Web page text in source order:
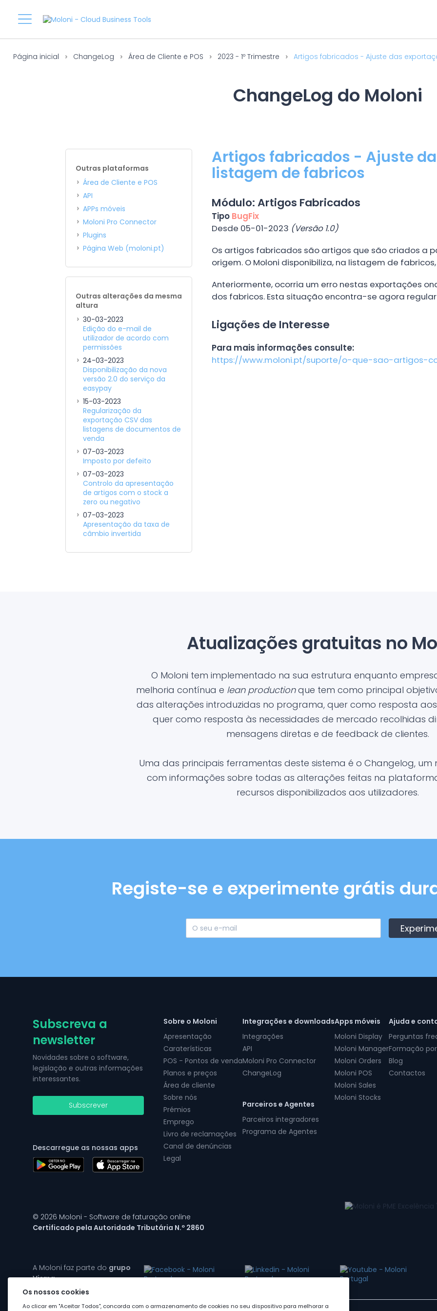
Página inicial ChangeLog Área de Cliente e POS 2023 - 1º Trimestre Artigos fabricados - Ajuste das
ChangeLog do Moloni
Outras plataformas
Área de Cliente e POS
API
APPs móveis
Moloni Pro Connector
Plugins
Página Web (moloni.pt)
Outras alterações da mesma
altura
30-03-2023
Edição do e-mail de
utilizador de acordo com
permissões
24-03-2023
Disponibilização da nova
versão 2.0 do serviço da
easypay
15-03-2023
Regularização da
exportação CSV das
listagens de documentos de
venda
07-03-2023
Imposto por defeito
07-03-2023
Controlo da apresentação
de artigos com o stock a
zero ou negativo
07-03-2023
Apresentação da taxa de
câmbio invertida
Artigos fabricados - Ajuste
listagem de fabricos
Módulo: Artigos Fabricados
Tipo BugFix
Desde 05-01-2023 (Versão 1.0)
Os artigos fabricados são artigos que são criados a
origem. O Moloni disponibiliza, na listagem de fabricos,
Anteriormente, ocorria um erro nestas exportações
dos fabricos. Esta situação encontra-se agora
Ligações de Interesse
Para mais informações consulte:
https://www.moloni.pt/suporte/o-que-sao-artigos-
Atualizações gratuitas no
O Moloni tem implementado na sua estrutura enquanto
melhoria contínua e lean productionque tem como principal
das alterações introduzidas no programa, quer como resposta
quer como resposta às necessidades de mercado recolhidas
mensagens diretas e de feedback de clientes.
Uma das principais ferramentas deste sistema é o Changelog,
com informações sobre todas as alterações feitas na
recursos disponibilizados aos utilizadores.
Registe-se e experimente grátis
Subscreva a
newsletter
Novidades sobre o software,
legislação e outras informações
interessantes.
Subscrever
Descarregue as nossas apps
Sobre o Moloni
Apresentação
Caraterísticas
POS - Pontos de venda
Planos e preços
Área de cliente
Sobre nós
Prémios
Emprego
Livro de reclamações
Canal de denúncias
Legal
Integrações e downloads
Integrações
API
Moloni Pro Connector
ChangeLog
Parceiros e Agentes
Parceiros integradores
Programa de Agentes
Apps móveis
Moloni Display
Moloni Manager
Moloni Orders
Moloni POS
Moloni Sales
Moloni Stocks
Ajuda e
Perguntas
Formação
Blog
Contactos
© 2026 Moloni - Software de faturação online
Certificado pela Autoridade Tributária N.º 2860
A Moloni faz parte do grupo
Visma
Os nossos cookies
Ao clicar em "Aceitar Todos", concorda com o armazenamento de cookies no seu dispositivo para melhorar a